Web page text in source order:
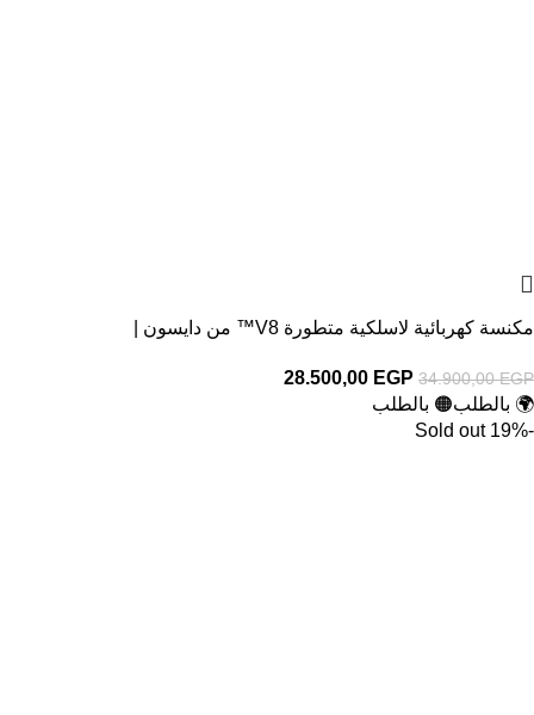
مكنسة كهربائية لاسلكية متطورة V8™ من دايسون |
34.900,00EGP
28.500,00 EGP
🌍 بالطلب🟠 بالطلب
-19%
Sold out